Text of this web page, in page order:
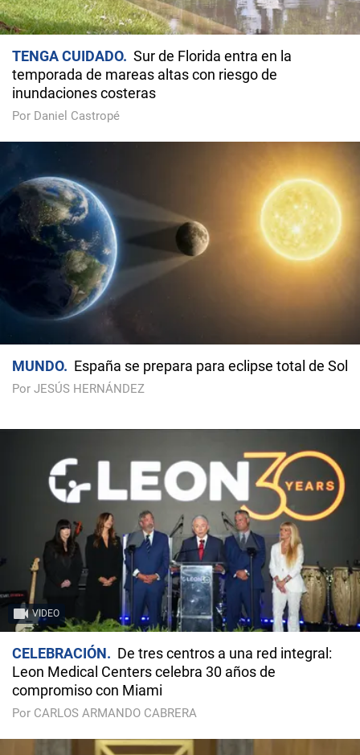
TENGA CUIDADO
Sur de Florida entra en la
temporada de mareas altas con riesgo de
inundaciones costeras
Por Daniel Castropé
MUNDO España se prepara para eclipse total de Sol
Por JESÚS HERNÁNDEZ
VIDEO
CELEBRACIÓN
De tres centros a una red integral:
Leon Medical Centers celebra 30 años de
compromiso con Miami
Por CARLOS ARMANDO CABRERA